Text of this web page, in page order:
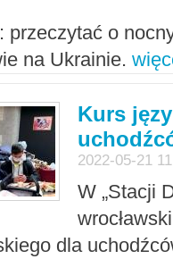
przeczytać o
na Ukrainie.
Kurs
2022-05-21
W „Stacji
dla